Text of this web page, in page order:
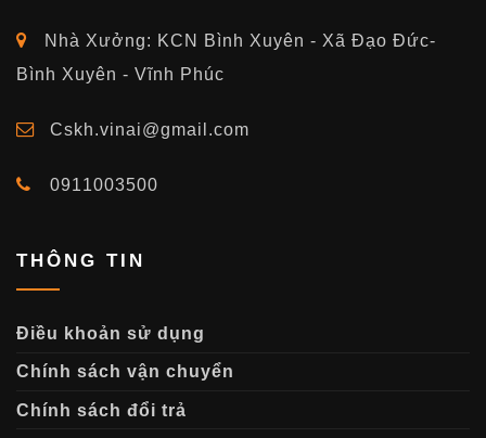
Nhà Xưởng: KCN Bình Xuyên - Xã Đạo Đức-
Bình Xuyên - Vĩnh Phúc
Cskh.vinai@gmail.com
0911003500
THÔNG TIN
Điều khoản sử dụng
Chính sách vận chuyển
Chính sách đổi trả